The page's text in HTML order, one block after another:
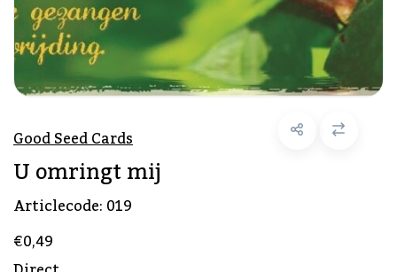
Good Seed Cards
U omringt mij
Articlecode:019
€0,49